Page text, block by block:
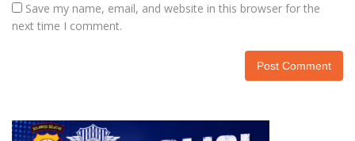
Save my name, email, and website in this browser for the
next time I comment.